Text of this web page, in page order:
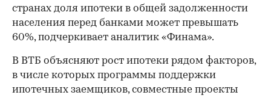
странах доля ипотеки в общей задолженности
населения перед банками может превышать
60%, подчеркивает аналитик «Финама».
В ВТБ объясняют рост ипотеки рядом факторов,
в числе которых программы поддержки
ипотечных заемщиков, совместные проекты